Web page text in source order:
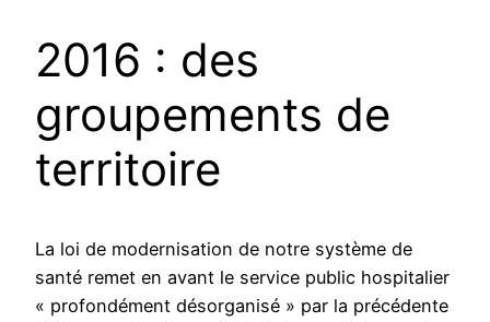
2016 : des
groupements de
territoire
La loi de modernisation de notre système de
santé remet en avant le service public hospitalier
« profondément désorganisé » par la précédente